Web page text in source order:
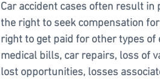
Car accident cases often result
the right to seek compensation
right to get paid for other types
medical bills, car repairs, loss of
lost opportunities, losses